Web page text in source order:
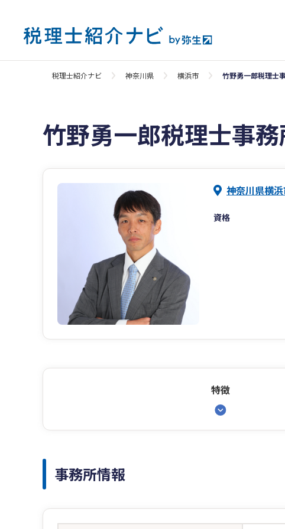
税理士紹介ナビ 神奈川県 横浜市 竹野勇一郎税理士
竹野勇一郎税理士事
神奈川県横
資格
特徴
事務所情報